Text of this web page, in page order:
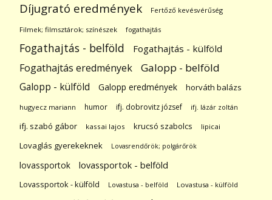
Díjugrató eredmények Fertőző kevésvérűség
Filmek; filmsztárok; színészek fogathajtás
Fogathajtás - belföld Fogathajtás - külföld
Fogathajtás eredmények Galopp - belföld
Galopp - külföld Galopp eredmények horváth balázs
hugyecz mariann humor ifj. dobrovitz józsef ifj. lázár zoltán
ifj. szabó gábor kassai lajos krucsó szabolcs lipicai
Lovaglás gyerekeknek Lovasrendőrök; polgárőrök
lovassportok lovassportok - belföld
Lovassportok - külföld Lovastusa - belföld Lovastusa - külföld